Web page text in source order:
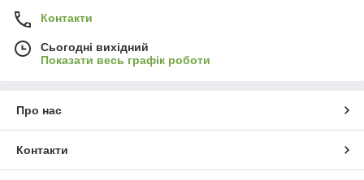
Контакти
Сьогодні вихідний
Показати весь графік роботи
Про нас
Контакти